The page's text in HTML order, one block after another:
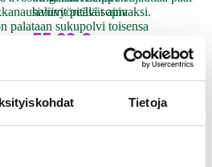
Tietoja
pitävät aina
palataan sukupolvi toisensa
sivunyöreillä sopivaksi.
55.99 €
ostivat